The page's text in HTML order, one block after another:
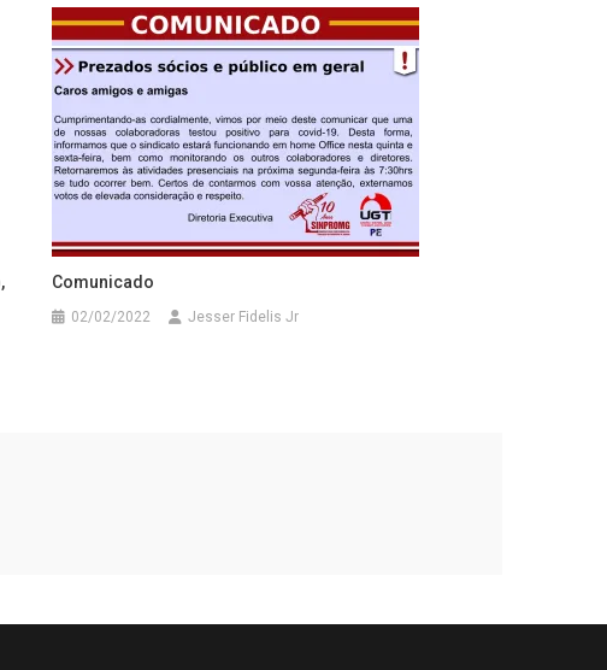
Comunicado
02/02/2022 Jesser Fidelis Jr